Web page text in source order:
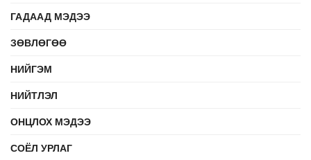
ГАДААД МЭДЭЭ
ЗӨВЛӨГӨӨ
НИЙГЭМ
НИЙТЛЭЛ
ОНЦЛОХ МЭДЭЭ
СОЁЛ УРЛАГ